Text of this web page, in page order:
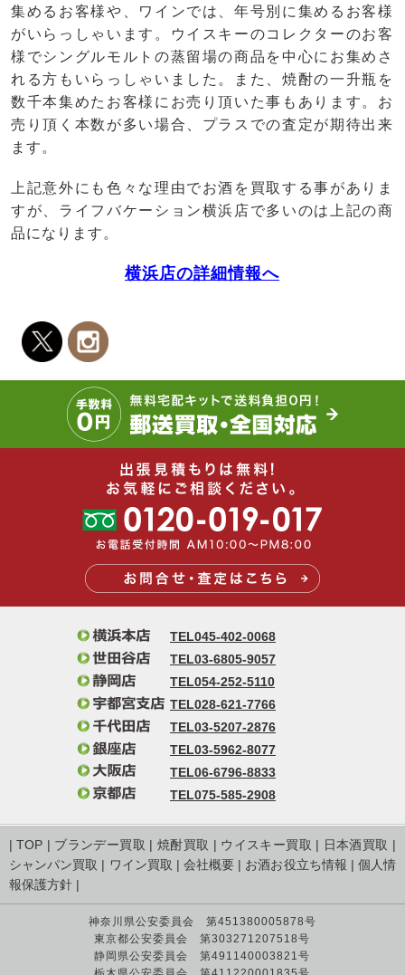
集めるお客様や、ワインでは、年号別に集めるお客様
がいらっしゃいます。ウイスキーのコレクターのお客
様でシングルモルトの蒸留場の商品を中心にお集めさ
れる方もいらっしゃいました。また、焼酎の一升瓶を
数千本集めたお客様にお売り頂いた事もあります。お
売り頂く本数が多い場合、プラスでの査定が期待出来
ます。
上記意外にも色々な理由でお酒を買取する事がありま
すが、ライフバケーション横浜店で多いのは上記の商
品になります。
横浜店の詳細情報へ
TEL045-402-0068
TEL03-6805-9057
TEL054-252-5110
TEL028-621-7766
TEL03-5207-2876
TEL03-5962-8077
TEL06-6796-8833
TEL075-585-2908
|TOP | ブランデー買取 | 焼酎買取 | ウイスキー買取 | 日本酒買取 |
シャンパン買取 | ワイン買取 | 会社概要 | お酒お役立ち情報 | 個人情
報保護方針 |
神奈川県公安委員会 第451380005878号
東京都公安委員会 第303271207518号
静岡県公安委員会 第491140003821号